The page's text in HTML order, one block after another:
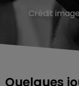
Crédit
Quelques